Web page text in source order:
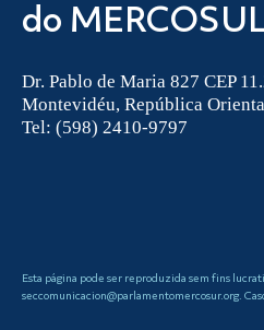
do
Dr. Pablo de Maria 827 CEP
Montevidéu, República
Tel: (598) 2410-9797
Esta página pode ser reproduzida sem fins
seccomunicacion@parlamentomercosur.org.